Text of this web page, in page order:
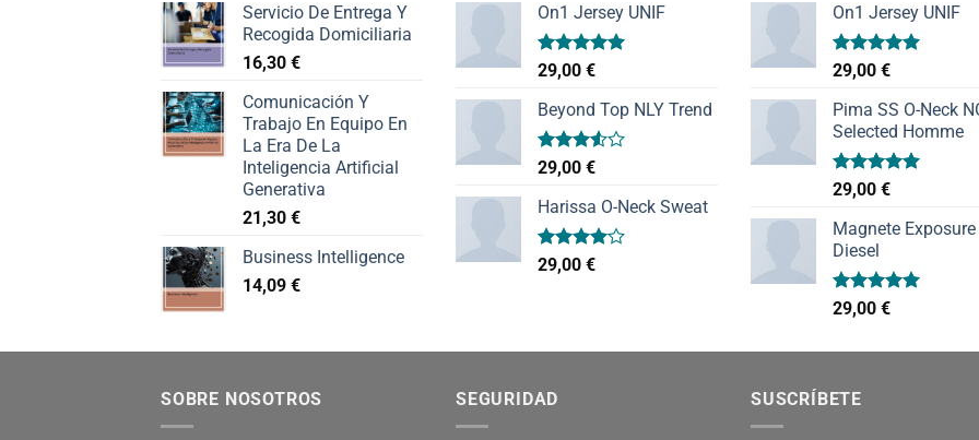
Servicio De Entrega Y
Recogida Domiciliaria
16,30 €
Comunicación Y
Trabajo En Equipo En
La Era De La
Inteligencia Artificial
Generativa
21,30 €
Business Intelligence
14,09 €
On1 Jersey UNIF
Valorado
con
de 5
29,00 €
Beyond Top NLY Trend
Valorado
con
3.50de
5
29,00 €
Harissa O-Neck Sweat
Valorado
con
29,00 €
On1 Jersey UNIF
Valorado
con
de 5
29,00 €
Pima SS O-Neck
Selected Homme
Valorado
con
de 5
29,00 €
Magnete Exposure
Diesel
Valorado
con
29,00 €
SOBRE NOSOTROS SEGURIDAD SUSCRÍBETE